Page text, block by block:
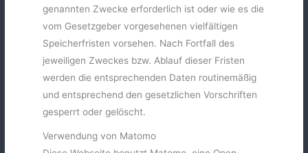
genannten Zwecke erforderlich ist oder wie es die
vom Gesetzgeber vorgesehenen vielfältigen
Speicherfristen vorsehen. Nach Fortfall des
jeweiligen Zweckes bzw. Ablauf dieser Fristen
werden die entsprechenden Daten routinemäßig
und entsprechend den gesetzlichen Vorschriften
gesperrt oder gelöscht.
Verwendung von Matomo